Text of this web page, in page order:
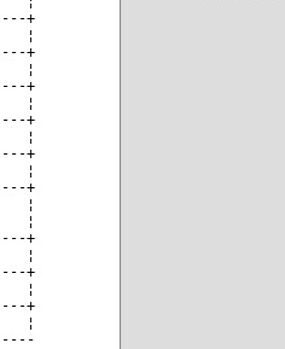
+
¦
+
¦
+
¦
+
¦
+
¦
+
¦
¦
+
¦
+
¦
+
¦